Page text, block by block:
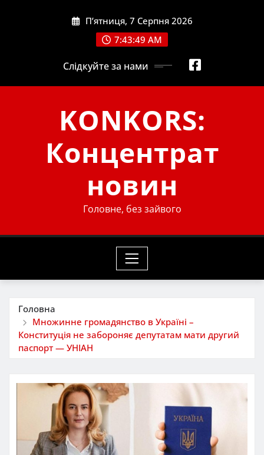
П’ятниця, 7 Серпня 2026
7:43:49 AM
Слідкуйте за нами
KONKORS:
Концентрат
новин
Головне, без зайвого
Головна
Множинне громадянство в Україні –
Конституція не забороняє депутатам мати другий
паспорт — УНІАН